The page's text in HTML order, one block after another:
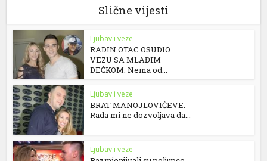
Slične vijesti
Ljubav i veze
RADIN OTAC OSUDIO
VEZU SA MLAĐIM
DEČKOM: Nema od...
Ljubav i veze
BRAT MANOJLOVIĆEVE:
Rada mi ne dozvoljava da...
Ljubav i veze